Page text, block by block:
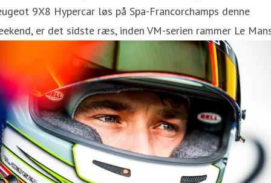
9X8 Hypercar løs på Spa-Francorchamps denne
er det sidste ræs, inden VM-serien rammer Le